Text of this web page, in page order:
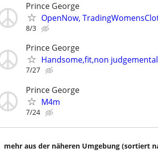
Prince George
OpenNow,
8/3
Prince George
Handsome,fit,non
7/27
Prince George
M4m
7/24
mehr aus der näheren Umgebung (sortiert